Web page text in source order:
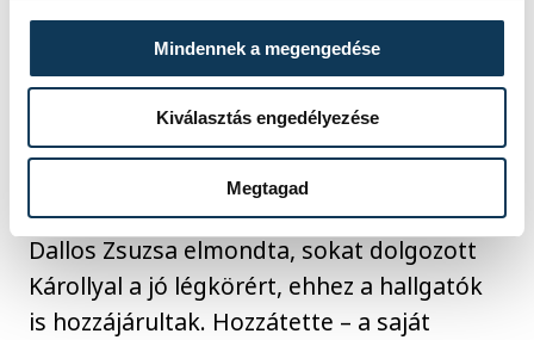
Mindennek a megengedése
Kiválasztás engedélyezése
Megtagad
szerinte a sport is nagyszerű volt
akkoriban, ennek ellenére úgy véli, ma a
nagy többség azt hiszi, Kiss Balázstól indul
a veszprémi sportélet. Mesélt Brusznyairól,
s arról, hogy személyesen ismerte.
Dallos Zsuzsa elmondta, sokat dolgozott
Károllyal a jó légkörért, ehhez a hallgatók
is hozzájárultak. Hozzátette – a saját